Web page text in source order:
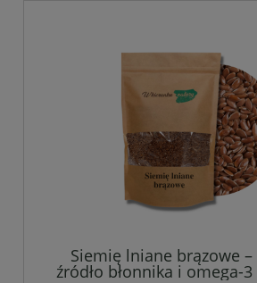
Siemię lniane brązowe
źródło błonnika i omega-